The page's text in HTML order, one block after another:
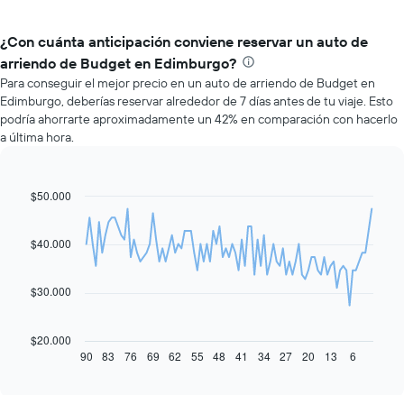
¿Con cuánta anticipación conviene reservar un auto de
arriendo de Budget en Edimburgo?
Para conseguir el mejor precio en un auto de arriendo de Budget en
Edimburgo, deberías reservar alrededor de 7 días antes de tu viaje. Esto
podría ahorrarte aproximadamente un 42% en comparación con hacerlo
a última hora.
Line
91
data
El
gráfico
Chart
$20.000
$30.000
$40.000
$50.000
90 48 6
83 76 69 62 55 41 34 27 20 13